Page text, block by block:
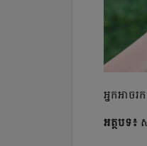
អ្នក​អាច​
អត្ថបទ៖